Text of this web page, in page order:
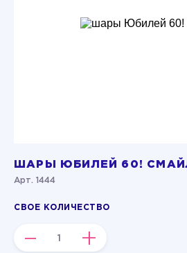
ШАРЫ ЮБИЛЕЙ 60!
Арт. 1444
СВОЕ КОЛИЧЕСТВО
– +